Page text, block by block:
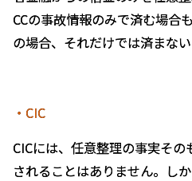
CCの事故情報のみで済む場合
の場合、それだけでは済まない
・CIC
CICには、任意整理の事実そ
されることはありません。し